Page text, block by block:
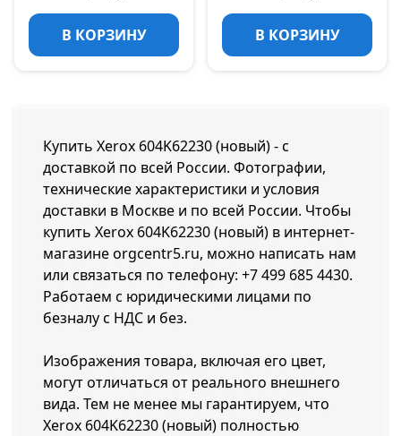
В КОРЗИНУ В КОРЗИНУ
Купить Xerox 604K62230 (новый) - с
доставкой по всей России. Фотографии,
технические характеристики и условия
доставки в Москве и по всей России. Чтобы
купить Xerox 604K62230 (новый) в интернет-
магазине orgcentr5.ru, можно написать нам
или связаться по телефону: +7 499 685 4430.
Работаем с юридическими лицами по
безналу с НДС и без.
Изображения товара, включая его цвет,
могут отличаться от реального внешнего
вида. Тем не менее мы гарантируем, что
Xerox 604K62230 (новый) полностью